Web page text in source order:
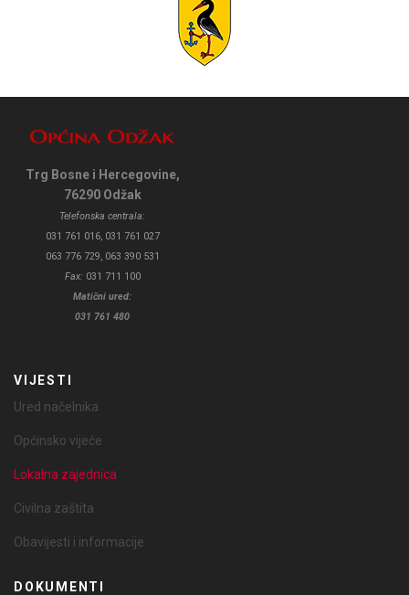
Trg Bosne i Hercegovine,
76290 Odžak
Telefonska centrala:
031 761 016, 031 761 027
063 776 729, 063 390 531
Fax: 031 711 100
Matični ured:
031 761 480
VIJESTI
Ured načelnika
Općinsko vijeće
Lokalna zajednica
Civilna zaštita
Obavijesti i informacije
DOKUMENTI